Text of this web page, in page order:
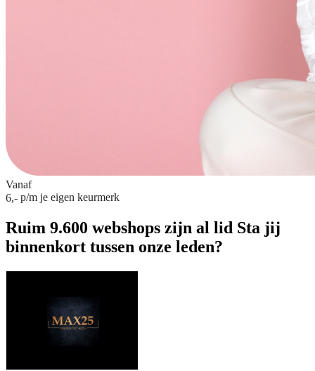
Vanaf
6,- p/m je eigen keurmerk
Ruim 9.600 webshops zijn al lid Sta jij
binnenkort tussen onze leden?